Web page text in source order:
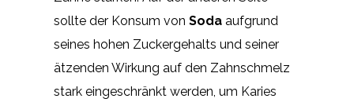
sollte der Konsum von Soda aufgrund
seines hohen Zuckergehalts und seiner
ätzenden Wirkung auf den Zahnschmelz
stark eingeschränkt werden, um Karies